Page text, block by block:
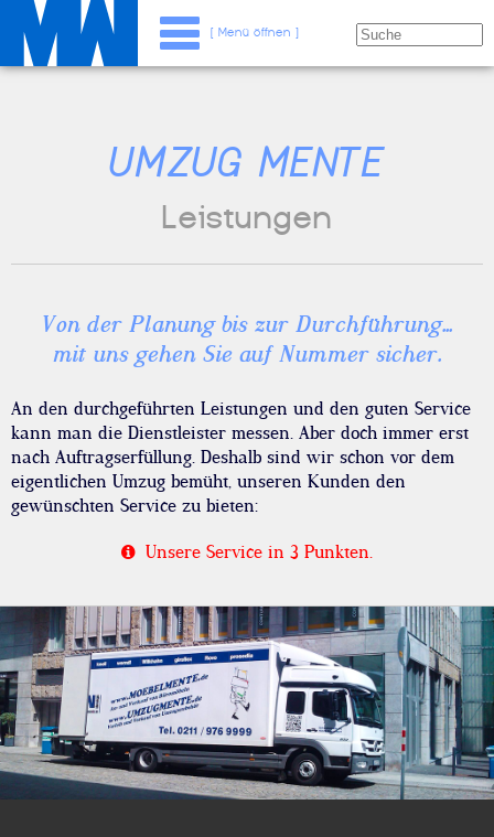
[ Menü öffnen ]
UMZUG MENTE
Leistungen
Von der Planung bis zur Durchführung...
mit uns gehen Sie auf Nummer sicher.
An den durchgeführten Leistungen und den guten Service
kann man die Dienstleister messen. Aber doch immer erst
nach Auftragserfüllung. Deshalb sind wir schon vor dem
eigentlichen Umzug bemüht, unseren Kunden den
gewünschten Service zu bieten:
Unsere Service in 3 Punkten.